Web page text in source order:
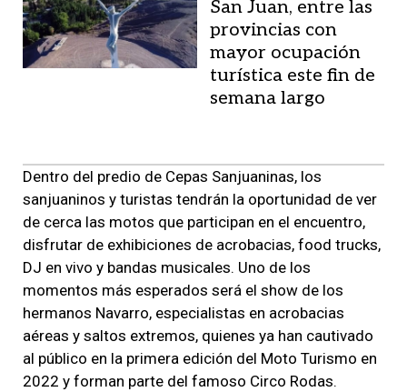
San Juan, entre las
provincias con
mayor ocupación
turística este fin de
semana largo
Dentro del predio de Cepas Sanjuaninas, los
sanjuaninos y turistas tendrán la oportunidad de ver
de cerca las motos que participan en el encuentro,
disfrutar de exhibiciones de acrobacias, food trucks,
DJ en vivo y bandas musicales. Uno de los
momentos más esperados será el show de los
hermanos Navarro, especialistas en acrobacias
aéreas y saltos extremos, quienes ya han cautivado
al público en la primera edición del Moto Turismo en
2022 y forman parte del famoso Circo Rodas.